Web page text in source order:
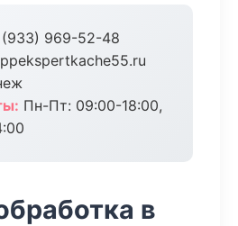
969-52-48
Пн-Пт: 09:00-18:00,
в